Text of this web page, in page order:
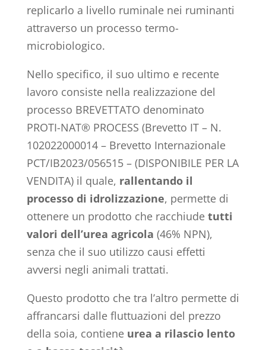
replicarlo a livello ruminale nei ruminanti
attraverso un processo termo-
microbiologico.
Nello specifico, il suo ultimo e recente
lavoro consiste nella realizzazione del
processo BREVETTATO denominato
PROTI-NAT® PROCESS (Brevetto IT – N.
102022000014 – Brevetto Internazionale
PCT/IB2023/056515 – (DISPONIBILE PER LA
VENDITA) il quale, rallentando il
processo di idrolizzazione, permette di
ottenere un prodotto che racchiude tutti
valori dell’urea agricola (46% NPN),
senza che il suo utilizzo causi effetti
avversi negli animali trattati.
Questo prodotto che tra l’altro permette di
affrancarsi dalle fluttuazioni del prezzo
della soia, contiene urea a rilascio lento